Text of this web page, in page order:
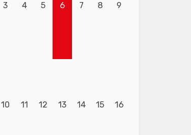
3 4 5 6 7 8 9
10 11 12 13 14 15 16